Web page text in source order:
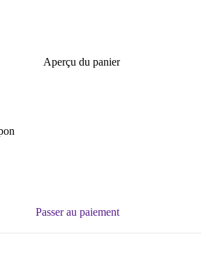
Aperçu du panier
Passer au paiement